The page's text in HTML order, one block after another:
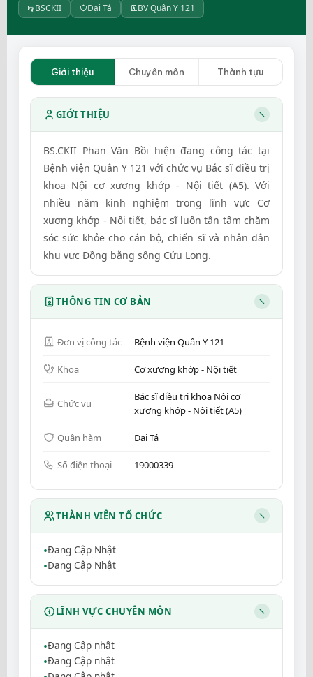
BSCKII Đại Tá BV Quân Y 121
Giới thiệu Chuyên môn Thành tựu
GIỚI THIỆU
BS.CKII Phan Văn Bồi hiện đang công tác tại
Bệnh viện Quân Y 121 với chức vụ Bác sĩ điều trị
khoa Nội cơ xương khớp - Nội tiết (A5). Với
nhiều năm kinh nghiệm trong lĩnh vực Cơ
xương khớp - Nội tiết, bác sĩ luôn tận tâm chăm
sóc sức khỏe cho cán bộ, chiến sĩ và nhân dân
khu vực Đồng bằng sông Cửu Long.
THÔNG TIN CƠ BẢN
Đơn vị công tác Bệnh viện Quân Y 121
Khoa Cơ xương khớp - Nội tiết
Chức vụ
Bác sĩ điều trị khoa Nội cơ
xương khớp - Nội tiết (A5)
Quân hàm Đại Tá
Số điện thoại 19000339
THÀNH VIÊN TỔ CHỨC
Đang Cập Nhật
Đang Cập Nhật
LĨNH VỰC CHUYÊN MÔN
Đang Cập nhật
Đang Cập nhật